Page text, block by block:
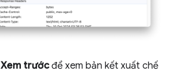
Xem trướcđể xem bản kết xuất chế